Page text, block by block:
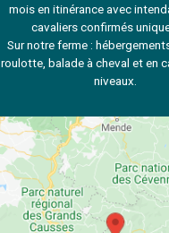
mois en itinérance avec
cavaliers confirmés
Sur notre ferme :
roulotte, balade à cheval et en
niveaux.